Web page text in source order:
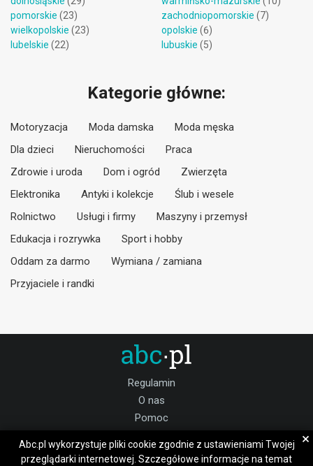
pomorskie (23)
wielkopolskie (23)
lubelskie (22)
zachodniopomorskie (7)
opolskie (6)
lubuskie (5)
Kategorie główne:
Motoryzacja Moda damska
Moda męska
Dla dzieci
Nieruchomości
Praca
Zdrowie i uroda
Dom i ogród
Zwierzęta
Elektronika
Antyki i kolekcje
Ślub i wesele
Rolnictwo
Usługi i firmy
Maszyny i przemysł
Edukacja i rozrywka
Sport i hobby
Oddam za darmo
Wymiana / zamiana
Przyjaciele i randki
Regulamin
O nas
Pomoc
Praca
Abc.pl wykorzystuje pliki cookie zgodnie z ustawieniami Twojej
przeglądarki internetowej. Szczegółowe informacje na temat
×